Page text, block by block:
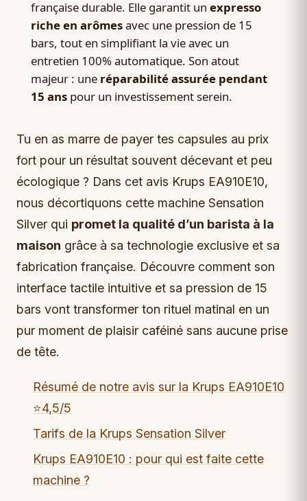
française durable. Elle garantit un expresso
riche en arômesavec une pression de 15
bars, tout en simplifiant la vie avec un
entretien 100% automatique. Son atout
majeur : une réparabilité assurée pendant
15 ans pour un investissement serein.
Tu en as marre de payer tes capsules au prix
fort pour un résultat souvent décevant et peu
écologique ? Dans cet avis Krups EA910E10,
nous décortiquons cette machine Sensation
Silver qui promet la qualité d’un barista à la
maison grâce à sa technologie exclusive et sa
fabrication française. Découvre comment son
interface tactile intuitive et sa pression de 15
bars vont transformer ton rituel matinal en un
pur moment de plaisir caféiné sans aucune prise
de tête.
Résumé de notre avis sur la Krups EA910E10
⭐4,5/5
Tarifs de la Krups Sensation Silver
Krups EA910E10 : pour qui est faite cette
machine ?